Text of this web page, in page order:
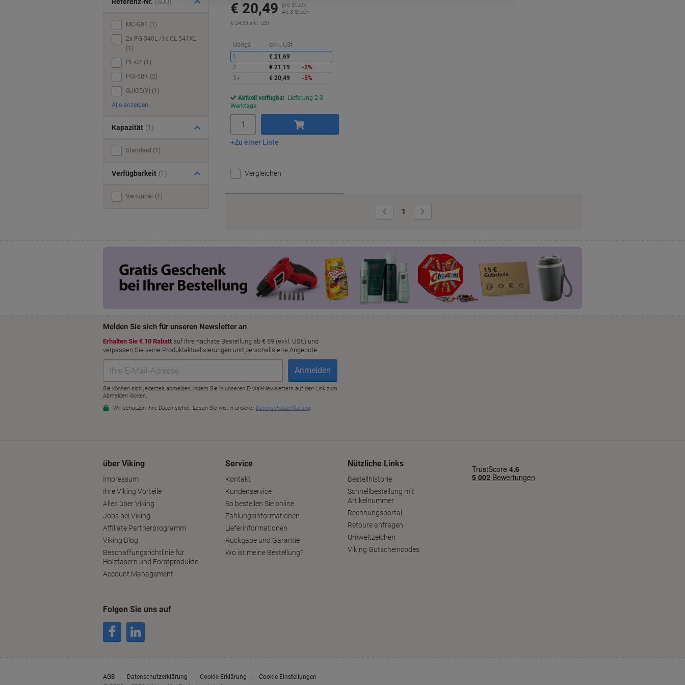
€ 20,49
pro Stück
Ab 3 Stück
€ 24,59 inkl. USt
Menge exkl. USt
1
€ 21,69
2
€ 21,19
-2%
3+
€ 20,49 -5%
Aktuell verfügbar Lieferung 2-3
Werktage
In den Warenkorb
Zu einer Liste
Vergleichen
Vorherige
Seite
1
Seite
Referenz-Nr. (500)
MC-G01 (1)
2x PG-540L /1x CL-541XL
(1)
PF-04 (1)
PGI-5BK (2)
GJIC5(Y) (1)
Alle anzeigen
Kapazität (1)
Standard (1)
Verfügbarkeit (1)
Verfügbar (1)
über Viking
Impressum
Ihre Viking Vorteile
Alles über Viking
Jobs bei Viking
Affiliate Partnerprogramm
Viking Blog
Beschaffungsrichtlinie für
Holzfasern und Forstprodukte
Account Management
Service
Kontakt
Kundenservice
So bestellen Sie online
Zahlungsinformationen
Lieferinformationen
Rückgabe und Garantie
Wo ist meine Bestellung?
Nützliche Links
Bestellhistorie
Schnellbestellung mit
Artikelnummer
Rechnungsportal
Retoure anfragen
Umweltzeichen
Viking Gutscheincodes
Folgen Sie uns auf
AGB Datenschutzerklärung Cookie Erklärung
Cookie-Einstellungen